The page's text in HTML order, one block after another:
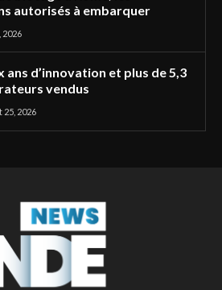
autorisés à embarquer
ans d’innovation et plus de 5,3
vendus
2026